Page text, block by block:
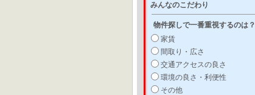
みんなのこだわり
物件探しで一番重視するのは？
家賃
間取り・広さ
交通アクセスの良さ
環境の良さ・利便性
その他